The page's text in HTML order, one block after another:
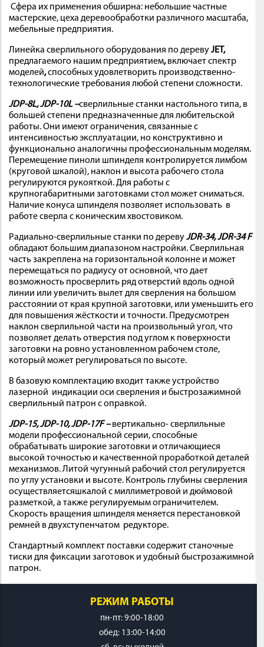
Сфера их применения обширна: небольшие частные
мастерские, цеха деревообработки различного масштаба,
мебельные предприятия.
Линейка сверлильного оборудования по деревуJET,
предлагаемого нашим предприятием,включает спектр
моделей,способных удовлетворить производственно-
технологические требования любой степени сложности.
JDP-8L, JDP-10L –сверлильные станки настольного типа, в
большей степени предназначенные для любительской
работы. Они имеют ограничения, связанные с
интенсивностью эксплуатации, но конструктивно и
функционально аналогичны профессиональным моделям.
Перемещение пиноли шпинделя контролируется лимбом
(круговой шкалой), наклон и высота рабочего стола
регулируются рукояткой. Для работы с
крупногабаритными заготовками стол может сниматься.
Наличие конуса шпинделя позволяет использовать в
работе сверла с коническим хвостовиком.
Радиально-сверлильные станки по деревуJDR-34, JDR-34 F
обладают большим диапазоном настройки. Сверлильная
часть закреплена на горизонтальной колонне и может
перемещаться по радиусу от основной, что дает
возможность просверлить ряд отверстий вдоль одной
линии или увеличить вылет для сверления на большом
расстоянии от края крупной заготовки, или уменьшить его
для повышения жёсткости и точности. Предусмотрен
наклон сверлильной части на произвольный угол, что
позволяет делать отверстия под углом к поверхности
заготовки на ровно установленном рабочем столе,
который может регулироваться по высоте.
В базовую комплектацию входит также устройство
лазерной индикации оси сверления и быстрозажимной
сверлильный патрон с оправкой.
JDP-15, JDP-10, JDP-17F–вертикально- сверлильные
модели профессиональной серии, способные
обрабатывать широкие заготовки и отличающиеся
высокой точностью и качественной проработкой деталей
механизмов.Литой чугунный рабочий стол регулируется
по углу установки и высоте. Контроль глубины сверления
осуществляетсяшкалой с миллиметровой и дюймовой
разметкой, а также регулируемым ограничителем.
Скорость вращения шпинделя меняется перестановкой
ремней в двухступенчатом редукторе.
Стандартный комплект поставки содержит станочные
тиски для фиксации заготовок и удобный быстрозажимной
патрон.
РЕЖИМ РАБОТЫ
пн-пт: 9:00-18:00
обед: 13:00-14:00